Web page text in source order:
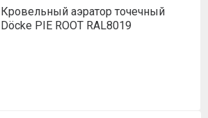
Кровельный аэратор точечный
Döcke PIE ROOT RAL8019